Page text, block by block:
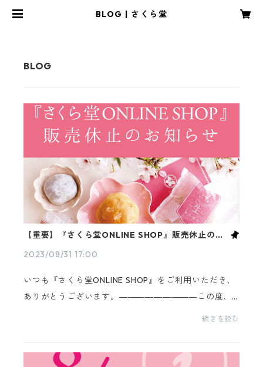
BLOG | さくら堂
【重要】『さくら堂ONLINE SHOP』販売休止のお
2023/08/31 17:00
いつも『さくら堂ONLINE SHOP』をご利用いただき、
ありがとうございます。―――――――――この度、
製造基ばん確立のため、【2023年9月14日（木）夕方1
続きを読む